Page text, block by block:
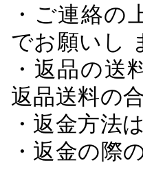
・ご連絡の
でお願いし
・返品の送
返品送料の
・返金方法
・返金の際